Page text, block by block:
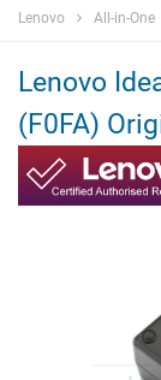
Lenovo All-in-One
Lenovo
(F0FA)